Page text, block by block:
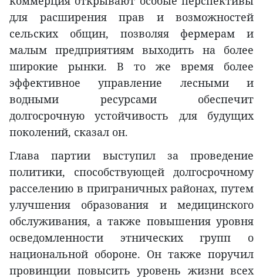
для расширения прав и возможностей
сельских общин, позволяя фермерам и
малым предприятиям выходить на более
широкие рынки. В то же время более
эффективное управление лесными и
водными ресурсами обеспечит
долгосрочную устойчивость для будущих
поколений, сказал он.
Глава партии выступил за проведение
политики, способствующей долгосрочному
расселению в приграничных районах, путем
улучшения образования и медицинского
обслуживания, а также повышения уровня
осведомленности этнических групп о
национальной обороне. Он также поручил
провинции повысить уровень жизни всех